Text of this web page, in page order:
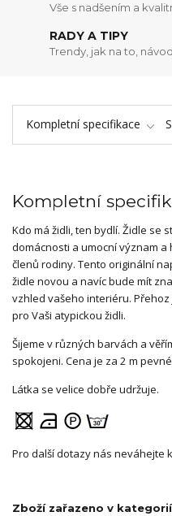
Vše s nadšením a
RADY A TIPY
Trendy, jak na to,
Kompletní specifikace
Kompletní
Kdo má židli, ten bydlí. Židle se
domácnosti a umocní význam
členů rodiny. Tento originální
židle novou a navíc bude mít
vzhled vašeho interiéru.
pro Vaši atypickou židli.
Šijeme v různých barvách a
spokojeni. Cena je za 2 m
Látka se velice dobře udržuje.
Pro další dotazy nás neváhejte
Zboží zařazeno v